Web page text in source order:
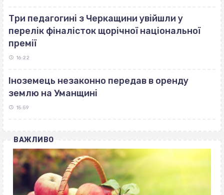
Три педагогині з Черкащини увійшли у
перелік фіналісток щорічної національної
премії
16:22
Іноземець незаконно передав в оренду
землю на Уманщині
15:59
ВАЖЛИВО